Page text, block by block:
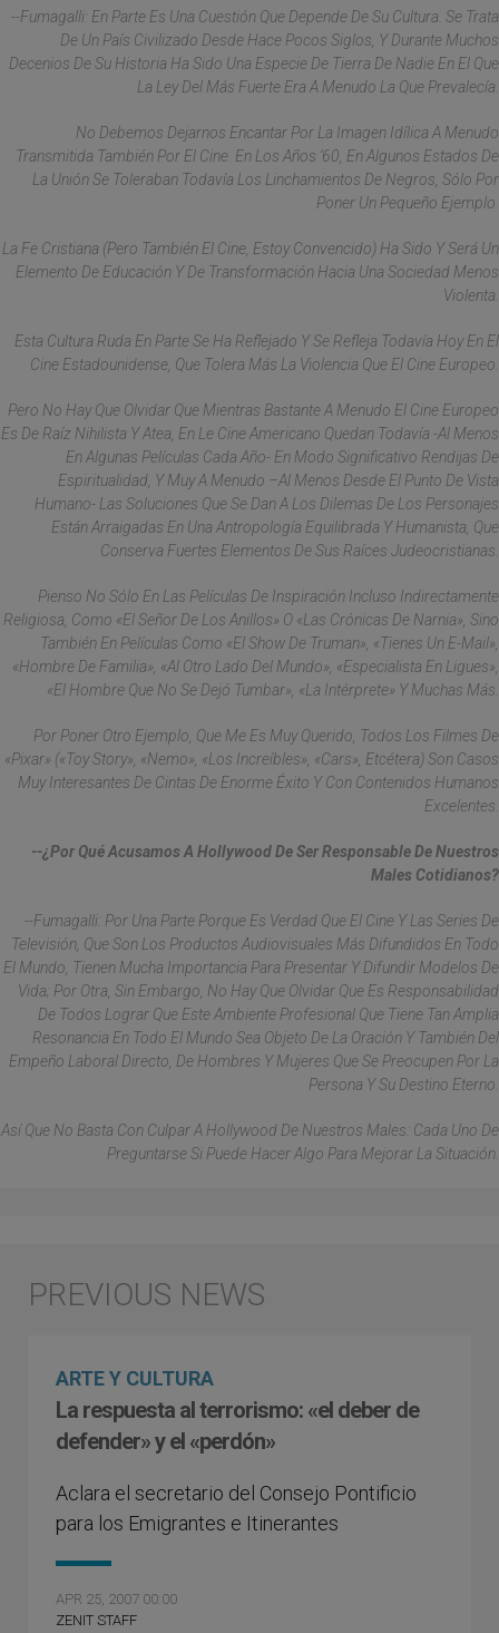
--Fumagalli: En Parte Es Una Cuestión Que Depende De Su Cultura. Se Trata
De Un País Civilizado Desde Hace Pocos Siglos, Y Durante Muchos
Decenios De Su Historia Ha Sido Una Especie De Tierra De Nadie En El Que
La Ley Del Más Fuerte Era A Menudo La Que Prevalecía.
No Debemos Dejarnos Encantar Por La Imagen Idílica A Menudo
Transmitida También Por El Cine. En Los Años ‘60, En Algunos Estados De
La Unión Se Toleraban Todavía Los Linchamientos De Negros, Sólo Por
Poner Un Pequeño Ejemplo.
La Fe Cristiana (pero También El Cine, Estoy Convencido) Ha Sido Y Será Un
Elemento De Educación Y De Transformación Hacia Una Sociedad Menos
Violenta.
Esta Cultura Ruda En Parte Se Ha Reflejado Y Se Refleja Todavía Hoy En El
Cine Estadounidense, Que Tolera Más La Violencia Que El Cine Europeo.
Pero No Hay Que Olvidar Que Mientras Bastante A Menudo El Cine Europeo
Es De Raíz Nihilista Y Atea, En Le Cine Americano Quedan Todavía -al Menos
En Algunas Películas Cada Año- En Modo Significativo Rendijas De
Espiritualidad, Y Muy A Menudo –al Menos Desde El Punto De Vista
Humano- Las Soluciones Que Se Dan A Los Dilemas De Los Personajes
Están Arraigadas En Una Antropología Equilibrada Y Humanista, Que
Conserva Fuertes Elementos De Sus Raíces Judeocristianas.
Pienso No Sólo En Las Películas De Inspiración Incluso Indirectamente
Religiosa, Como «El Señor De Los Anillos» O «Las Crónicas De Narnia», Sino
También En Películas Como «El Show De Truman», «Tienes Un E-Mail»,
«Hombre De Familia», «Al Otro Lado Del Mundo», «Especialista En Ligues»,
«El Hombre Que No Se Dejó Tumbar», «La Intérprete» Y Muchas Más.
Por Poner Otro Ejemplo, Que Me Es Muy Querido, Todos Los Filmes De
«Pixar» («Toy Story», «Nemo», «Los Increíbles», «Cars», Etcétera) Son Casos
Muy Interesantes De Cintas De Enorme Éxito Y Con Contenidos Humanos
Excelentes.
--¿Por Qué Acusamos A Hollywood De Ser Responsable De Nuestros
Males Cotidianos?
--Fumagalli: Por Una Parte Porque Es Verdad Que El Cine Y Las Series De
Televisión, Que Son Los Productos Audiovisuales Más Difundidos En Todo
El Mundo, Tienen Mucha Importancia Para Presentar Y Difundir Modelos De
Vida; Por Otra, Sin Embargo, No Hay Que Olvidar Que Es Responsabilidad
De Todos Lograr Que Este Ambiente Profesional Que Tiene Tan Amplia
Resonancia En Todo El Mundo Sea Objeto De La Oración Y También Del
Empeño Laboral Directo, De Hombres Y Mujeres Que Se Preocupen Por La
Persona Y Su Destino Eterno.
Así Que No Basta Con Culpar A Hollywood De Nuestros Males: Cada Uno De
Preguntarse Si Puede Hacer Algo Para Mejorar La Situación.
ARTE Y CULTURA
La respuesta al terrorismo: «el deber de
defender» y el «perdón»
Aclara el secretario del Consejo Pontificio
para los Emigrantes e Itinerantes
APR 25, 2007 00:00
ZENIT STAFF